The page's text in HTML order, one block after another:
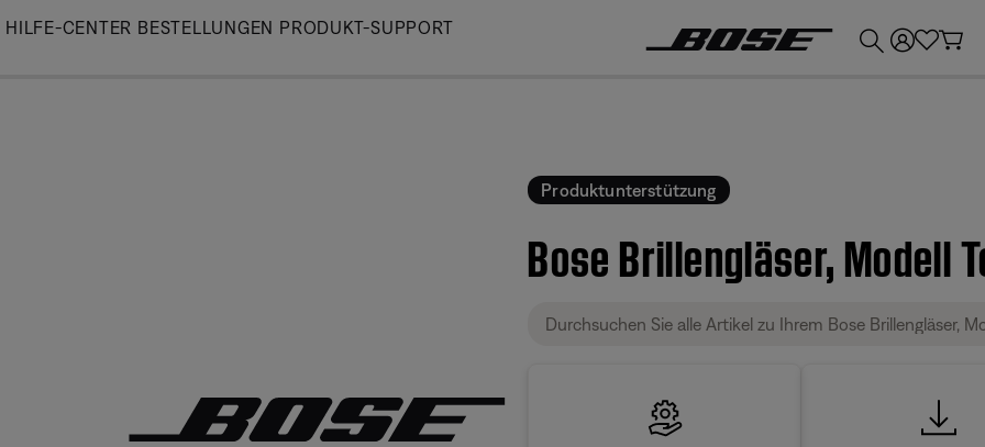
Skip
HILFE-CENTER BESTELLUNGEN PRODUKT-SUPPORT
Produktunterstützung
Bose Brillengläser, Modell